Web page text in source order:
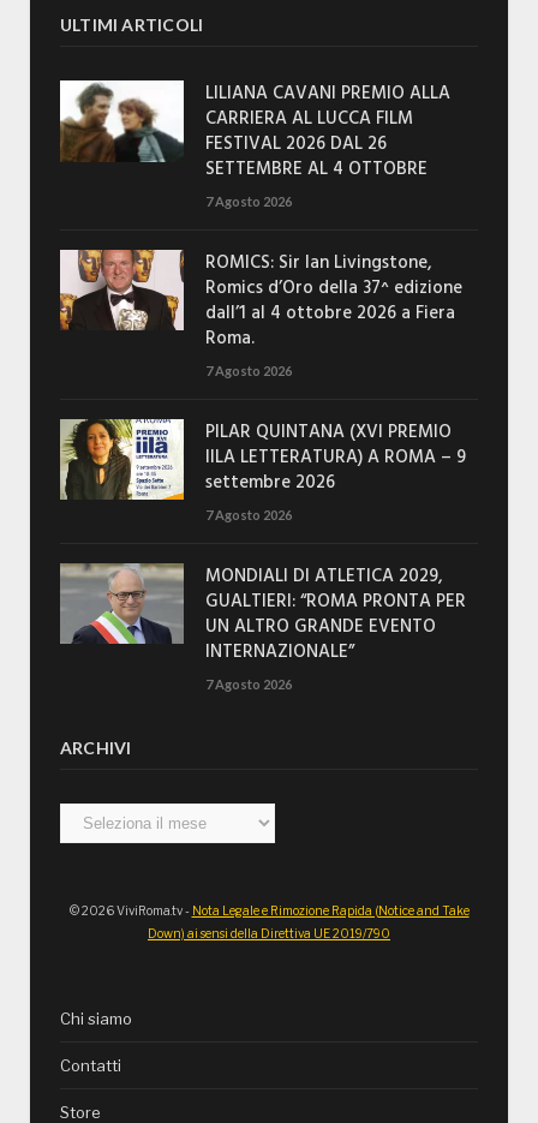
ULTIMI ARTICOLI
LILIANA CAVANI PREMIO ALLA
CARRIERA AL LUCCA FILM
FESTIVAL 2026 DAL 26
SETTEMBRE AL 4 OTTOBRE
7 Agosto 2026
ROMICS: Sir Ian Livingstone,
Romics d’Oro della 37^ edizione
dall’1 al 4 ottobre 2026 a Fiera
Roma.
7 Agosto 2026
PILAR QUINTANA (XVI PREMIO
IILA LETTERATURA) A ROMA – 9
settembre 2026
7 Agosto 2026
MONDIALI DI ATLETICA 2029,
GUALTIERI: “ROMA PRONTA PER
UN ALTRO GRANDE EVENTO
INTERNAZIONALE”
7 Agosto 2026
ARCHIVI
Archivi
© 2026 ViviRoma.tv - Nota Legale e Rimozione Rapida (Notice and Take
Down) ai sensi della Direttiva UE 2019/790
Chi siamo
Contatti
Store